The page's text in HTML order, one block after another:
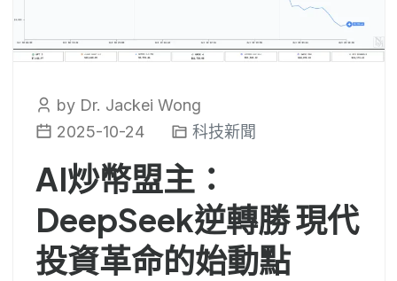
by Dr. Jackei Wong
2025-10-24
科技新聞
AI炒幣盟主：
DeepSeek逆轉勝 現代
投資革命的始動點